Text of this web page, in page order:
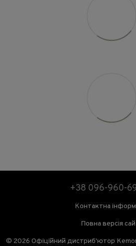
+38 096-960-
Контактна
Повна версія
© 2026 Офіційний дистриб'ютор